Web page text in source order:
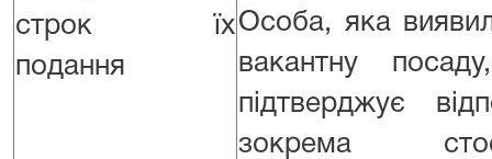
строк їх
подання
Особа, яка
вакантну
підтверджує
зокрема